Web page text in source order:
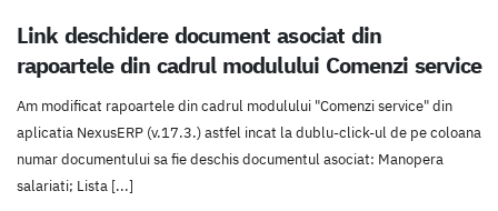
Link deschidere document asociat din
rapoartele din cadrul modulului Comenzi service
Am modificat rapoartele din cadrul modulului "Comenzi service" din
aplicatia NexusERP (v.17.3.) astfel incat la dublu-click-ul de pe coloana
numar documentului sa fie deschis documentul asociat: Manopera
salariati; Lista [...]